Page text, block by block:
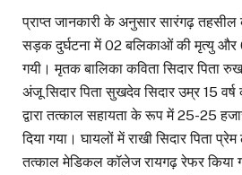
प्राप्त जानकारी के अनुसार सारंगढ़ तहसील
सड़क दुर्घटना में 02 बलिकाओं की मृत्यु और
गयी। मृतक बालिका कविता सिदार पिता
अंजू सिदार पिता सुखदेव सिदार उम्र 15
द्वारा तत्काल सहायता के रूप में 25-25
दिया गया। घायलों में राखी सिदार पिता
तत्काल मेडिकल कॉलेज रायगढ़ रेफर किया